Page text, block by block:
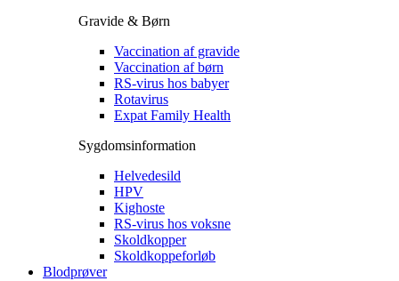
Gravide & Børn
Vaccination af gravide
Vaccination af børn
RS-virus hos babyer
Rotavirus
Expat Family Health
Sygdomsinformation
Helvedesild
HPV
Kighoste
RS-virus hos voksne
Skoldkopper
Skoldkoppeforløb
Blodprøver